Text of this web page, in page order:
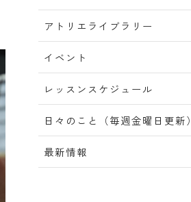
アトリエライブラリー
イベント
レッスンスケジュール
日々のこと（毎週金曜日更新）
最新情報